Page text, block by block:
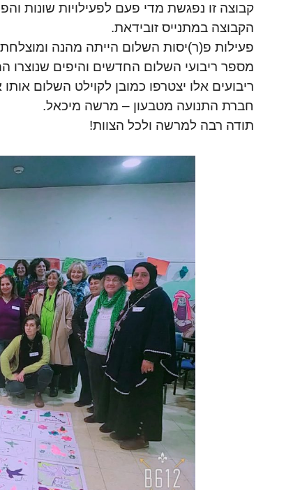
קבוצה זו נפגשת מדי פעם לפעילויות שונות
הקבוצה במתנייס זובידאת.
פעילות פ(ר)יסות השלום הייתה מהנה
מספר ריבועי השלום החדשים והיפים
ריבועים אלו יצטרפו כמובן לקוילט השלום
חברת התנועה מטבעון – מרשה מיכאל.
תודה רבה למרשה ולכל הצוות!